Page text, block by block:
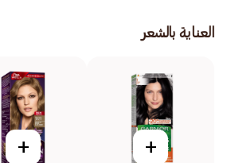
العناية بالشعر
+
+